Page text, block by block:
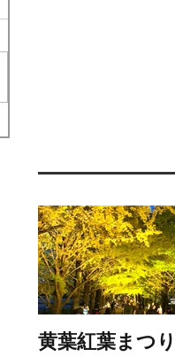
黄葉紅葉まつ